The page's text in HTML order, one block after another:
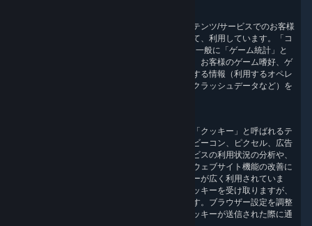
お客様にサービスを提供する目的で、当社コンテンツ/サービスでのお客様
の活動に関して、様々な情報を収集し、保管して、利用しています。「コ
ンテンツ関連情報」には、お客様の Steam ID、一般に「ゲーム統計」と
呼ばれる情報などがあります。ゲーム統計とは、お客様のゲーム嗜好、ゲ
ームの進行度、プレイ時間、利用する機器に関する情報（利用するオペレ
ーティングシステム、機器設定、機器識別子、クラッシュデータなど）を
当社は、お客様のコンピュータ上に保存される「クッキー」と呼ばれるテ
キストファイルや、類似テクノロジー（ウェブビーコン、ピクセル、広告
タグ、機器識別子など）を使用して、当社サービスの利用状況の分析や、
提供サービスの改善、マーケティング、分析、ウェブサイト機能の改善に
役立てています。インターネットでは、クッキーが広く利用されていま
す。ほとんどのウェブブラウザーは自動的にクッキーを受け取りますが、
受け取るか否かはお客様が決めることができます。ブラウザー設定を調整
すると、クッキーの受け取りを拒否したり、クッキーが送信された際に通